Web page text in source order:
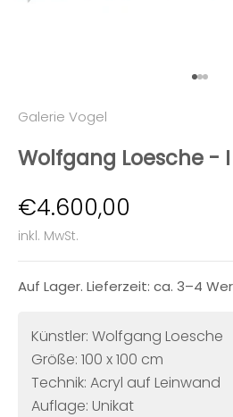
Gehe
Gehe
Galerie Vogel
Wolfgang Loesche -
Angebot
€4.600,00
inkl. MwSt.
Auf Lager. Lieferzeit: ca. 3–4
Künstler: Wolfgang Loesche
Größe: 100 x 100 cm
Technik: Acryl auf Leinwand
Auflage: Unikat